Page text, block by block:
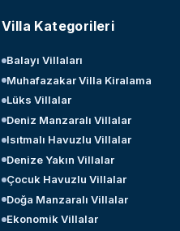
Villa Kategorileri
Balayı Villaları
Muhafazakar Villa Kiralama
Lüks Villalar
Deniz Manzaralı Villalar
Isıtmalı Havuzlu Villalar
Denize Yakın Villalar
Çocuk Havuzlu Villalar
Doğa Manzaralı Villalar
Ekonomik Villalar